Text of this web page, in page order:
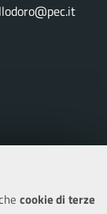
cookie di terze